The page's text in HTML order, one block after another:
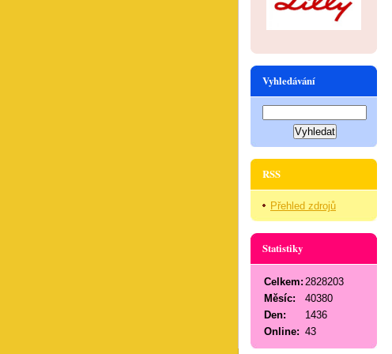
Vyhledávání
RSS
Přehled zdrojů
Statistiky
Online: 43
Celkem: 2828203
Měsíc:
40380
Den:
1436